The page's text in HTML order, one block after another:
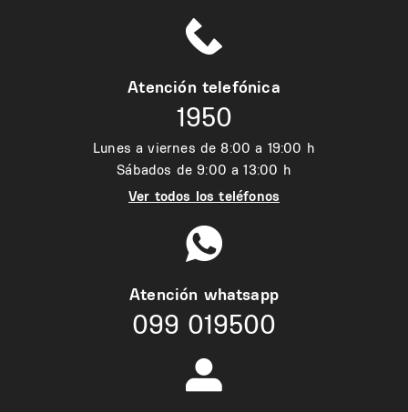
Atención telefónica
1950
Lunes a viernes de 8:00 a 19:00 h
Sábados de 9:00 a 13:00 h
Ver todos los teléfonos
Atención whatsapp
099 019500